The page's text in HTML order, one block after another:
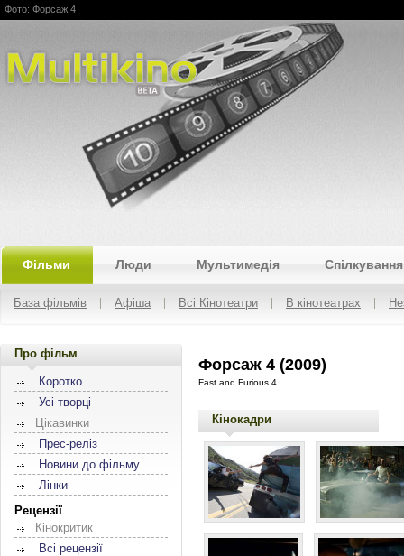
Multikino
Фото: Форсаж 4
Фільми Люди Мультимедія Спілкування
База фільмів Афіша Всі Кінотеатри В кінотеатрах
Про фільм
Коротко
Усі творці
Цікавинки
Прес-реліз
Новини до фільму
Лінки
Рецензії
Кінокритик
Всі рецензії
Форсаж 4 (2009)
Fast and Furious 4
Кінокадри